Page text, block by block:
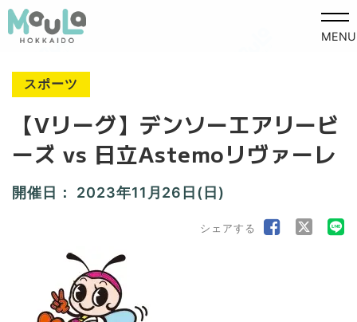
MENU
スポーツ
【Vリーグ】デンソーエアリービ
ーズ vs 日立Astemoリヴァーレ
開催日： 2023年11月26日(日)
シェアする